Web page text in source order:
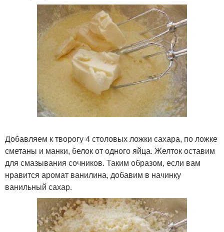
Добавляем к творогу 4 столовых ложки сахара, по ложке
сметаны и манки, белок от одного яйца. Желток оставим
для смазывания сочников. Таким образом, если вам
нравится аромат ванилина, добавим в начинку
ванильный сахар.